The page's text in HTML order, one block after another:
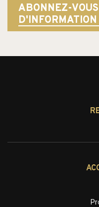
ABONNEZ-
D'INFORMATION